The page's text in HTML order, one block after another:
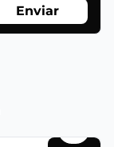
Enviar